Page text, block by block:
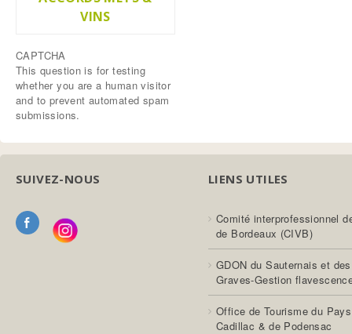
VINS
CAPTCHA
This question is for testing
whether you are a human visitor
and to prevent automated spam
submissions.
SUIVEZ-NOUS LIENS UTILES
Comité interprofessionnel
de Bordeaux (CIVB)
GDON du Sauternais et des
Graves-Gestion
Office de Tourisme du
Cadillac & de Podensac